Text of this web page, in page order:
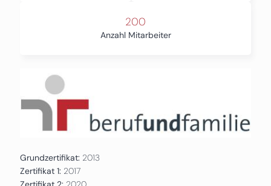
200
Anzahl Mitarbeiter
Grundzertifikat: 2013
Zertifikat 1: 2017